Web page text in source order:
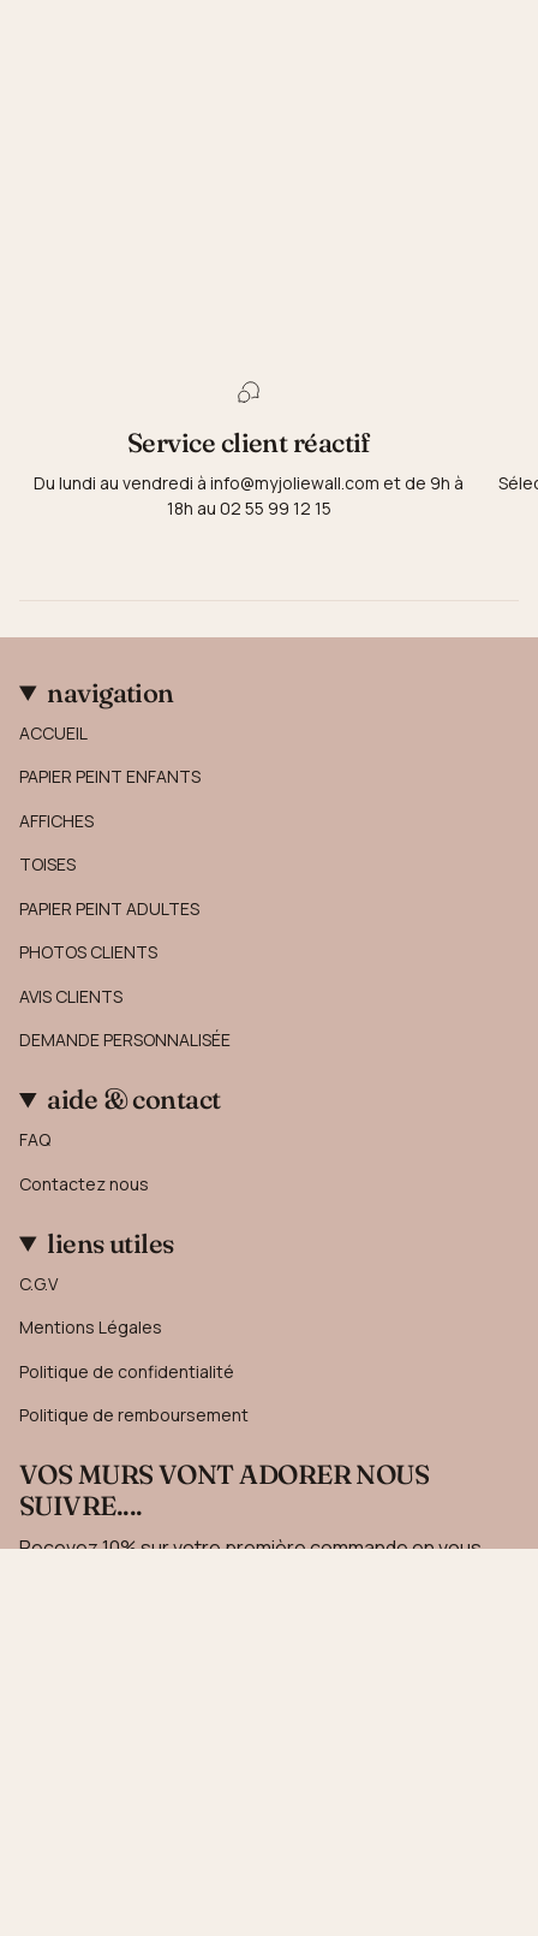
Service client réactif
Du lundi au vendredi à info@myjoliewall.com et de 9h à
18h au 02 55 99 12 15
navigation
ACCUEIL
PAPIER PEINT ENFANTS
AFFICHES
TOISES
PAPIER PEINT ADULTES
PHOTOS CLIENTS
AVIS CLIENTS
DEMANDE PERSONNALISÉE
aide & contact
FAQ
Contactez nous
liens utiles
C.G.V
Mentions Légales
Politique de confidentialité
Politique de remboursement
VOS MURS VONT ADORER NOUS
SUIVRE....
Recevez 10% sur votre première commande en vous